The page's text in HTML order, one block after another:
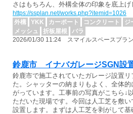
さはもちろん、外構全体の印象を底上
https://ssplan.net/works.php?itemid=1026
外構
YKK カーポート コンクリート ジ
メッシュ
折板屋根
バラ
2026/01/30 11:24 スマイルスペースプラ
鈴鹿市 イナバガレージSGN設
鈴鹿市で施工されていたガレージ設置
た。シャッターの納まりもよく、全体
がっています。工事前の写真がこちら↓
ただいた現場です。今回は人工芝を敷
設置します。まずは人工芝を剥がして